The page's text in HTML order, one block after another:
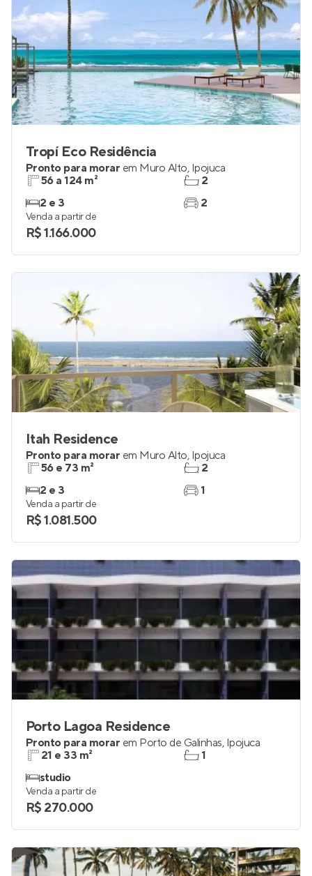
Tropí Eco Residência
Pronto para morar em Muro Alto, Ipojuca
56 a 124 m²
2 e 3
2
2
Venda a partir de
R$ 1.166.000
Itah Residence
Pronto para morar em Muro Alto, Ipojuca
56 e 73 m²
2 e 3
2
1
Venda a partir de
R$ 1.081.500
Porto Lagoa Residence
Pronto para morar em Porto de Galinhas, Ipojuca
21 e 33 m²
studio
1
Venda a partir de
R$ 270.000